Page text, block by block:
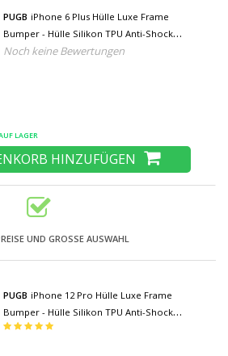
PUGB iPhone 6 Plus Hülle Luxe Frame
Bumper - Hülle Silikon TPU Anti-Shock
Silber
Noch keine Bewertungen
LAGER
HINZUFÜGEN
UND GROSSE AUSWAHL
PUGB iPhone 12 Pro Hülle Luxe Frame
Bumper - Hülle Silikon TPU Anti-Shock
Red